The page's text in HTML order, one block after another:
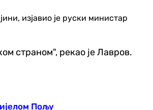
изјавио је руски министар
страном", рекао је Лавров.
Пољу